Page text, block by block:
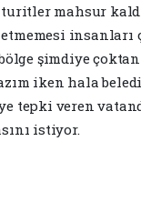
mahsur
insanları
şimdiye
iken hala
tepki veren
istiyor.